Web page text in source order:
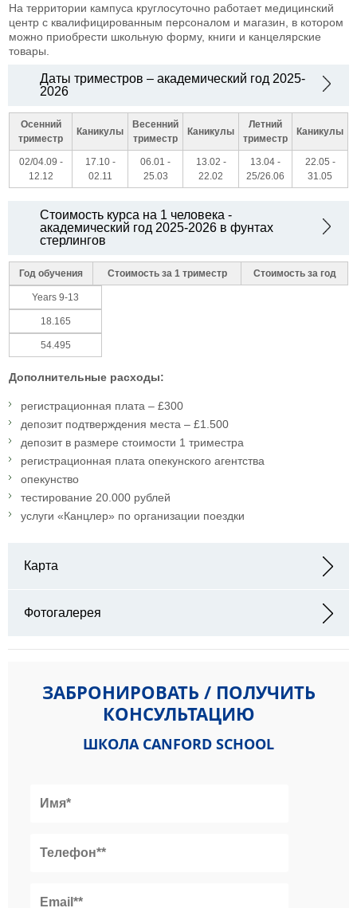
На территории кампуса круглосуточно работает медицинский
центр с квалифицированным персоналом и магазин, в котором
можно приобрести школьную форму, книги и канцелярские
товары.
Даты триместров – академический год 2025-
2026
Осенний
триместр
Каникулы
Весенний
триместр
Каникулы
Летний
триместр
Каникулы
02/04.09 -
12.12
17.10 -
02.11
06.01 -
25.03
13.02 -
22.02
13.04 -
25/26.06
22.05 -
31.05
Стоимость курса на 1 человека -
академический год 2025-2026 в фунтах
стерлингов
Год обучения Стоимость за 1 триместр Стоимость за год
Years 9-13
18.165
54.495
Дополнительные расходы:
регистрационная плата – £300
депозит подтверждения места – £1.500
депозит в размере стоимости 1 триместра
регистрационная плата опекунского агентства
опекунство
тестирование 20.000 рублей
услуги «Канцлер» по организации поездки
Карта
Фотогалерея
ЗАБРОНИРОВАТЬ / ПОЛУЧИТЬ
КОНСУЛЬТАЦИЮ
ШКОЛА CANFORD SCHOOL